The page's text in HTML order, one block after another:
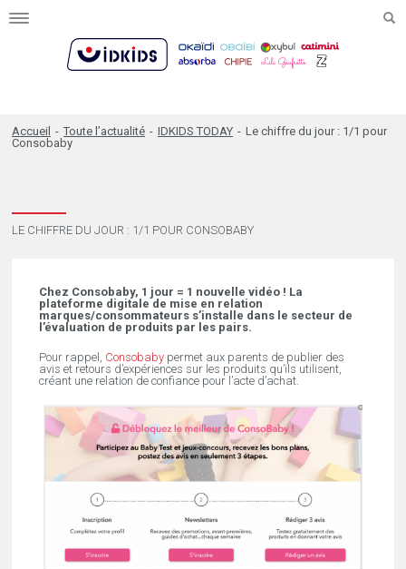
Toggle
Accueil - Toute l’actualité - IDKIDS TODAY - Le chiffre du jour : 1/1 pour
Consobaby
LE CHIFFRE DU JOUR : 1/1 POUR CONSOBABY
Chez Consobaby, 1 jour = 1 nouvelle vidéo ! La
plateforme digitale de mise en relation
marques/consommateurs s’installe dans le secteur de
l’évaluation de produits par les pairs.
Pour rappel, Consobaby permet aux parents de publier des
avis et retours d’expériences sur les produits qu’ils utilisent,
créant une relation de confiance pour l’acte d’achat.